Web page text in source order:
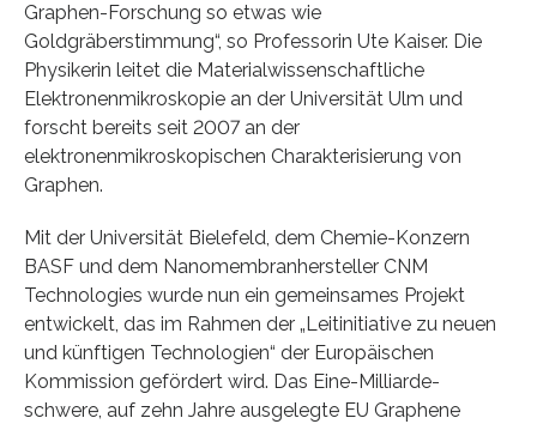
Graphen-Forschung so etwas wie
Goldgräberstimmung“, so Professorin Ute Kaiser. Die
Physikerin leitet die Materialwissenschaftliche
Elektronenmikroskopie an der Universität Ulm und
forscht bereits seit 2007 an der
elektronenmikroskopischen Charakterisierung von
Graphen.
Mit der Universität Bielefeld, dem Chemie-Konzern
BASF und dem Nanomembranhersteller CNM
Technologies wurde nun ein gemeinsames Projekt
entwickelt, das im Rahmen der „Leitinitiative zu neuen
und künftigen Technologien“ der Europäischen
Kommission gefördert wird. Das Eine-Milliarde-
schwere, auf zehn Jahre ausgelegte EU Graphene